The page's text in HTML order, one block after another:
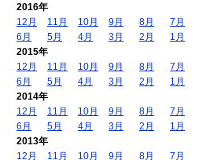
2016年
12月
11月 10月 9月 8月
7月
6月
5月 4月 3月 2月
1月
2015年
12月
11月 10月 9月 8月
7月
6月
5月 4月 3月 2月
1月
2014年
12月
11月 10月 9月 8月
7月
6月
5月 4月 3月 2月
1月
2013年
12月
11月 10月 9月 8月 7月